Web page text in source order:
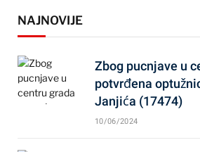
NAJNOVIJE
Zbog pucnjave u
potvrđena
Janjića (17474)
10/06/2024